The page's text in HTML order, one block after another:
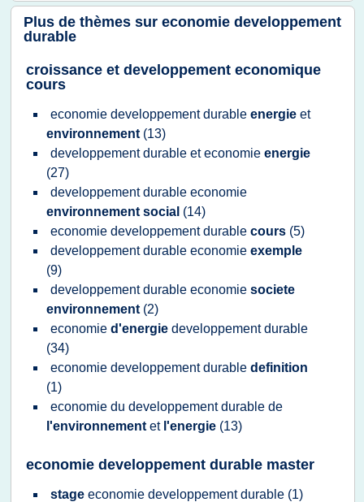
Plus de thèmes sur economie developpement
durable
croissance et developpement economique
cours
economie developpement durable energie et
environnement (13)
developpement durable eteconomie energie
(27)
developpement durable economie
environnement social (14)
economie developpement durable cours (5)
developpement durable economie exemple
(9)
developpement durable economie societe
environnement (2)
economie d'energie developpement durable
(34)
economie developpement durable definition
(1)
economie du developpement durable de
l'environnement et l'energie (13)
economie developpement durable master
stage economie developpement durable (1)